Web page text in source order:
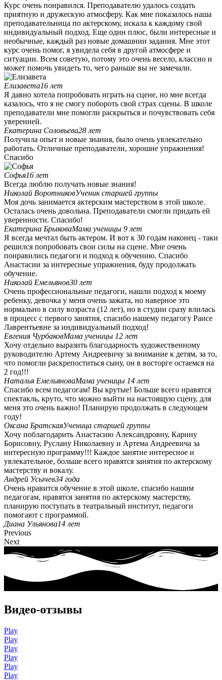
Курс очень понравился. Преподавателю удалось создать
приятную и дружескую атмосферу. Как мне показалось наша
преподавательница по актерскому, искала к каждому свой
индивидуальный подход. Еще один плюс, были интересные и
необычные, каждый раз новые домашнии задания. Мне этот
курс очень помог, я увидела себя в другой атмосфере и
ситуации. Всем советую, потому это очень весело, классно и
может помочь увидеть то, чего раньше вы не замечали.
Елизавета16 лет
Я давно хотела попробовать играть на сцене, но мне всегда
казалось, что я не смогу побороть свой страх сцены. В школе
преподаватели мне помогли раскрыться и почувствовать себя
уверенней.
Екатерина Соловьева28 лет
Получила опыт и новые знания, было очень увлекательно
работать. Отличные преподаватели, хорошие упражнения!
Спасибо
Софья16 лет
Всегда люблю получать новые знания!
Николай ВоротниковУченик старшей группы
Моя дочь занимается актерским мастерством в этой школе.
Осталась очень довольна. Преподаватели смогли придать ей
уверенности. Спасибо!
Екатерина БрыковаМама ученицы 9 лет
Я всегда мечтал быть актером. И вот к 30 годам наконец - таки
решился попробовать свои силы на сцене. Мне очень
понравились педагоги и подход к обучению. Спасибо
Анастасии за интересные упражнения, буду продолжать
обучение.
Николай Емельянов30 лет
Очень профессиональные педагоги, нашли подход к моему
ребенку, девочка у меня очень зажата, но наверное это
нормально в силу возраста (12 лет), но в студии сразу влилась
в процесс с первого занятия, спасибо нашему педагогу Раисе
Лаврентьевне за индивидуальный подход!
Евгения ЧурбаковМама ученицы 12 лет
Хочу отдельно выразить благодарность художественному
руководителю Артему Андреевичу за внимание к детям, за то,
что помогли раскрепоститься сыну, он в восторге остаемся на
2 год!!!
Наталья ЕмельяноваМама ученицы 14 лет
Спасибо всем педагогам! Вы крутые! Больше всего нравятся
спектакль, круто, что можно выйти на настоящую сцену, для
меня это очень важно! Планирую продолжать в следующем
году!
Оксана БратскаяУченица старшей группы
Хочу поблагодарить Анастасию Александровну, Карину
Борисовну, Руслану Николаевну и Артема Андреевича за
интересную программу!!! Каждое занятие интересное и
увлекательное, больше всего нравятся занятия по актерскому
мастерству и вокалу.
Андрей Усычев34 года
Очень нравится обучение в этой школе, спасибо нашим
педагогам, нравятся занятия по актерскому мастерству,
планирую поступать в театральный институт, педагоги
помогают с программой.
Диана Ульянова14 лет
Previous
Next
Видео-отзывы
Play
Play
Play
Play
Play
Play